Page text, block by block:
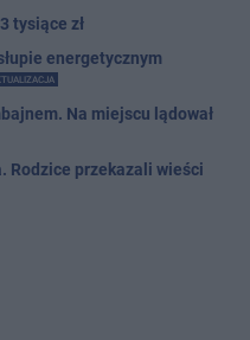
tysiące zł
energetycznym
Na miejscu lądował
Rodzice przekazali wieści